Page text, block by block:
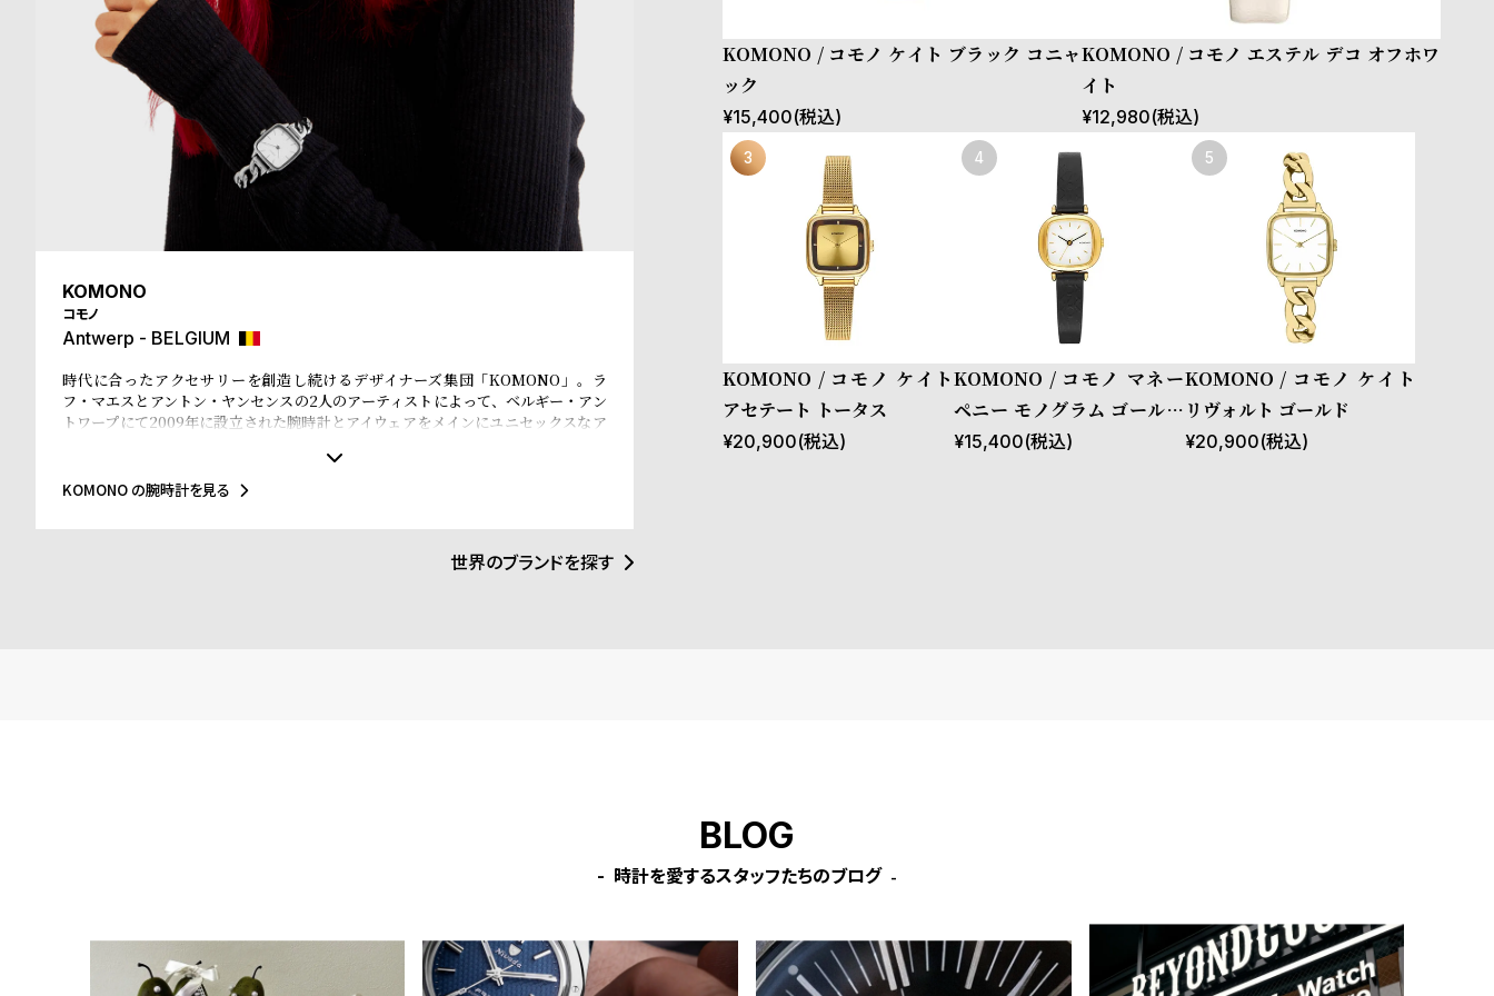
KOMONO
コモノ
Antwerp - BELGIUM
時代に合ったアクセサリーを創造し続けるデザイナーズ集団「KOMONO」。ラ
フ・マエスとアントン・ヤンセンスの2人のアーティストによって、ベルギー・アン
トワープにて2009年に設立された腕時計とアイウェアをメインにユニセックスなア
本語の『小物』からインスパイアされ、その言葉の持つ意味の奥深さや多様性のと
おり、老若男女全ての人々に愛されるようにという意味がこめられています。デザ
ン」のなかに、時代性を落とし込んだ「ユニークな素材使い」が特徴。数々のファ
ッションデザイナーを輩出したアントワープらしい洗練さを持ちます。
KOMONO の腕時計を見る
世界のブランドを探す
KOMONO / コモノ ケイト ブラック コニャ
ック
¥15,400(税込)
KOMONO / コモノ エステル デコ オフホワ
イト
¥12,980(税込)
KOMONO / コモノ ケイト
アセテート トータス
¥20,900(税込)
KOMONO / コモノ マネー
ペニー モノグラム ゴールド
ブラック
¥15,400(税込)
KOMONO / コモノ ケイト
リヴォルト ゴールド
¥20,900(税込)
BLOG
時計を愛するスタッフたちのブログ